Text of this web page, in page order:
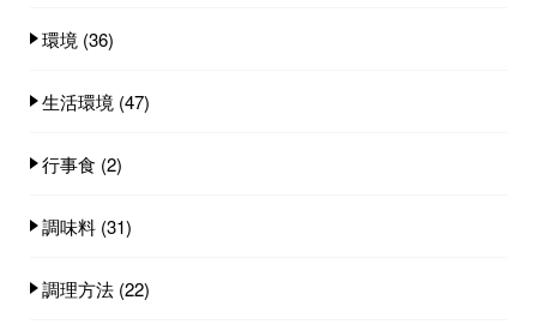
環境 (36)
生活環境 (47)
行事食 (2)
調味料 (31)
調理方法 (22)